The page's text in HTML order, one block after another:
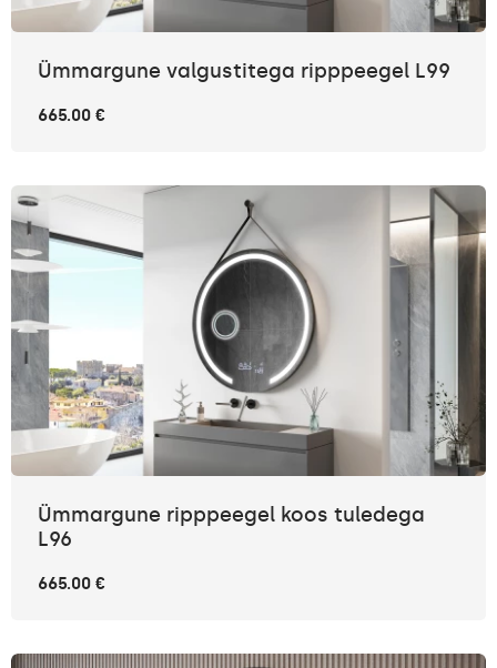
Ümmargune valgustitega ripppeegel L99
665.00 €
Ümmargune ripppeegel koos tuledega
L96
665.00 €